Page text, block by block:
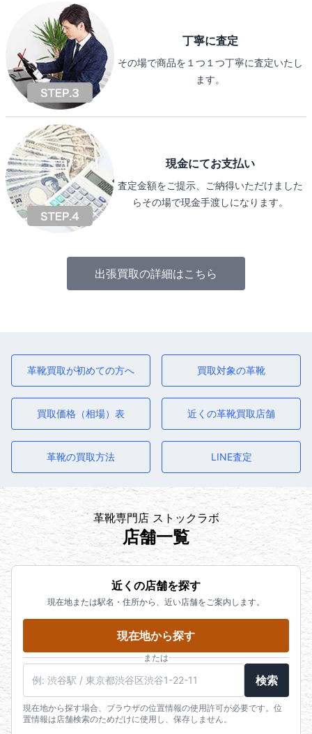
丁寧に査定
その場で商品を１つ１つ丁寧に査定いたし
ます。
現金にてお支払い
査定金額をご提示、ご納得いただけました
らその場で現金手渡しになります。
出張買取の詳細はこちら
革靴買取が初めての方へ 買取対象の革靴
買取価格（相場）表 近くの革靴買取店舗
革靴の買取方法 LINE査定
革靴専門店 ストックラボ
店舗一覧
近くの店舗を探す
現在地または駅名・住所から、近い店舗をご案内します。
現在地から探す
または
検索
現在地から探す場合、ブラウザの位置情報の使用許可が必要です。位
置情報は店舗検索のためだけに使用し、保存しません。